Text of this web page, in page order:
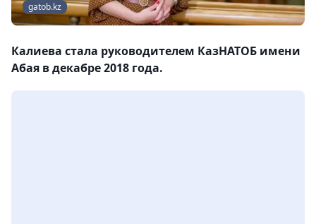
gatob.kz
Калиева стала руководителем КазНАТОБ имени
Абая в декабре 2018 года.